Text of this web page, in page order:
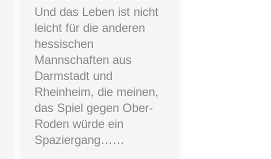
Und das Leben ist nicht
leicht für die anderen
hessischen
Mannschaften aus
Darmstadt und
Rheinheim, die meinen,
das Spiel gegen Ober-
Roden würde ein
Spaziergang……